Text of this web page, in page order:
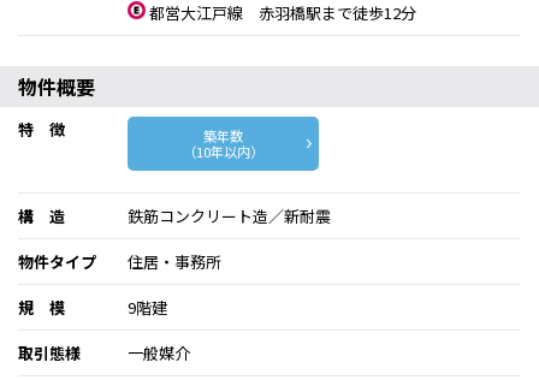
都営大江戸線 赤羽橋駅まで徒歩12分
物件概要
特 徴
築年数
（10年以内）
構 造
鉄筋コンクリート造／新耐震
物件タイプ
住居・事務所
規 模
9階建
取引態様
一般媒介